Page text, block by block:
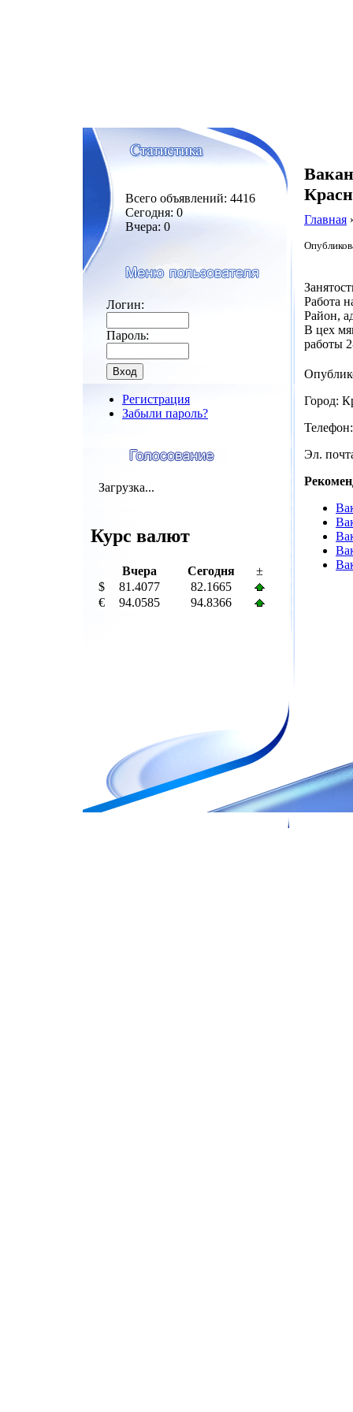
Всего объявлений: 4416
Сегодня: 0
Вчера: 0
Логин:
Пароль:
Регистрация
Забыли пароль?
Загрузка...
Курс валют
Вчера Сегодня
±
$
81.4077
82.1665
€
94.0585 94.8366
Главная
Работа
Район,
В цех
работы
Город:
Эл.